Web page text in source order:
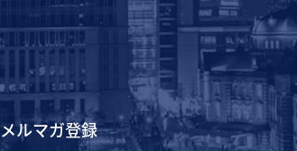
メルマガ登録